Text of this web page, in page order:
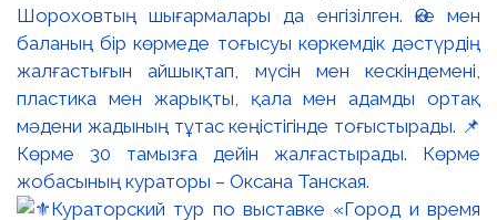
Шороховтың шығармалары да енгізілген. Әке мен
баланың бір көрмеде тоғысуы көркемдік дәстүрдің
жалғастығын айшықтап, мүсін мен кескіндемені,
пластика мен жарықты, қала мен адамды ортақ
мәдени жадының тұтас кеңістігінде тоғыстырады. 📌
Көрме 30 тамызға дейін жалғастырады. Көрме
жобасының кураторы – Оксана Танская.